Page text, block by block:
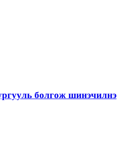
болгож шинэчилнэ